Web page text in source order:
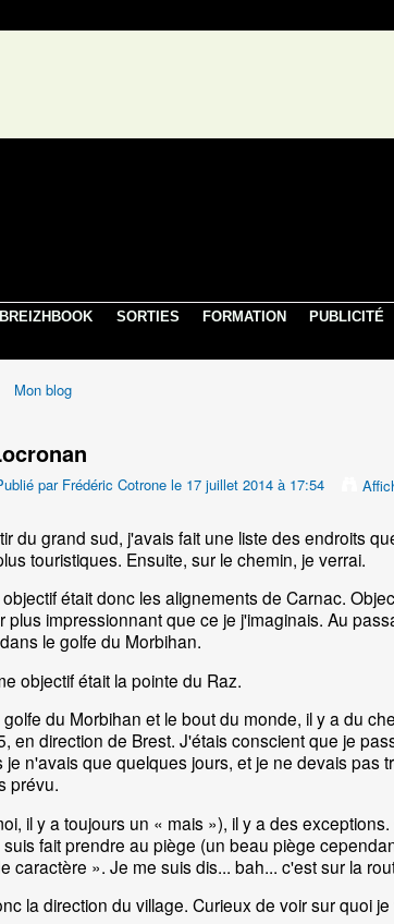
SORTIES FORMATION PUBLICITÉ
Mon blog
par Frédéric Cotrone le 17 juillet 2014 à 17:54
du grand sud, j'avais fait une liste des endroits
touristiques. Ensuite, sur le chemin, je verrai.
était donc les alignements de Carnac.
plus impressionnant que ce je j'imaginais. Au
le golfe du Morbihan.
objectif était la pointe du Raz.
du Morbihan et le bout du monde, il y a du
en direction de Brest. J'étais conscient que je
je n'avais que quelques jours, et je ne devais pas
prévu.
il y a toujours un « mais »), il y a des
suis fait prendre au piège (un beau piège
caractère ». Je me suis dis... bah... c'est sur la
la direction du village. Curieux de voir sur quoi je